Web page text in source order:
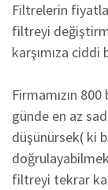
Filtrelerin
filtreyi
karşımıza ciddi
Firmamızın
günde en az
düşünürsek( ki
filtreyi tekrar